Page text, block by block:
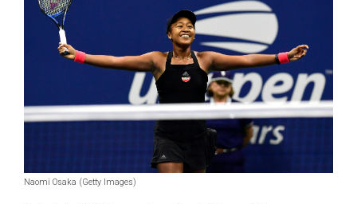
Naomi Osaka (Getty Images)